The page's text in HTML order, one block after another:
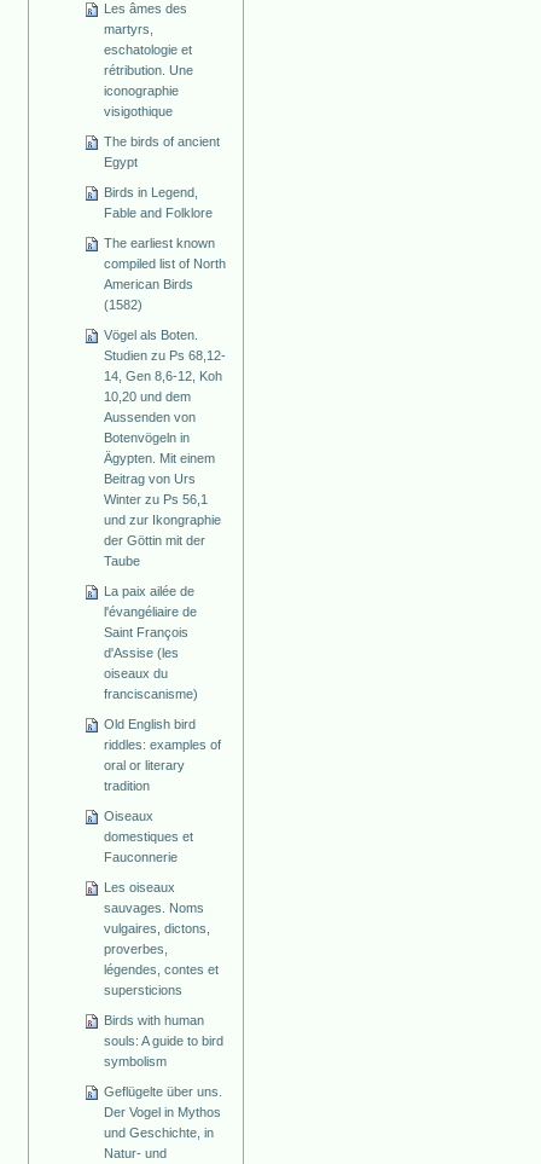
Les âmes des
martyrs,
eschatologie et
rétribution. Une
iconographie
visigothique
The birds of ancient
Egypt
Birds in Legend,
Fable and Folklore
The earliest known
compiled list of North
American Birds
(1582)
Vögel als Boten.
Studien zu Ps 68,12-
14, Gen 8,6-12, Koh
10,20 und dem
Aussenden von
Botenvögeln in
Ägypten. Mit einem
Beitrag von Urs
Winter zu Ps 56,1
und zur Ikongraphie
der Göttin mit der
Taube
La paix ailée de
l'évangéliaire de
Saint François
d'Assise (les
oiseaux du
franciscanisme)
Old English bird
riddles: examples of
oral or literary
tradition
Oiseaux
domestiques et
Fauconnerie
Les oiseaux
sauvages. Noms
vulgaires, dictons,
proverbes,
légendes, contes et
supersticions
Birds with human
souls: A guide to bird
symbolism
Geflügelte über uns.
Der Vogel in Mythos
und Geschichte, in
Natur- und